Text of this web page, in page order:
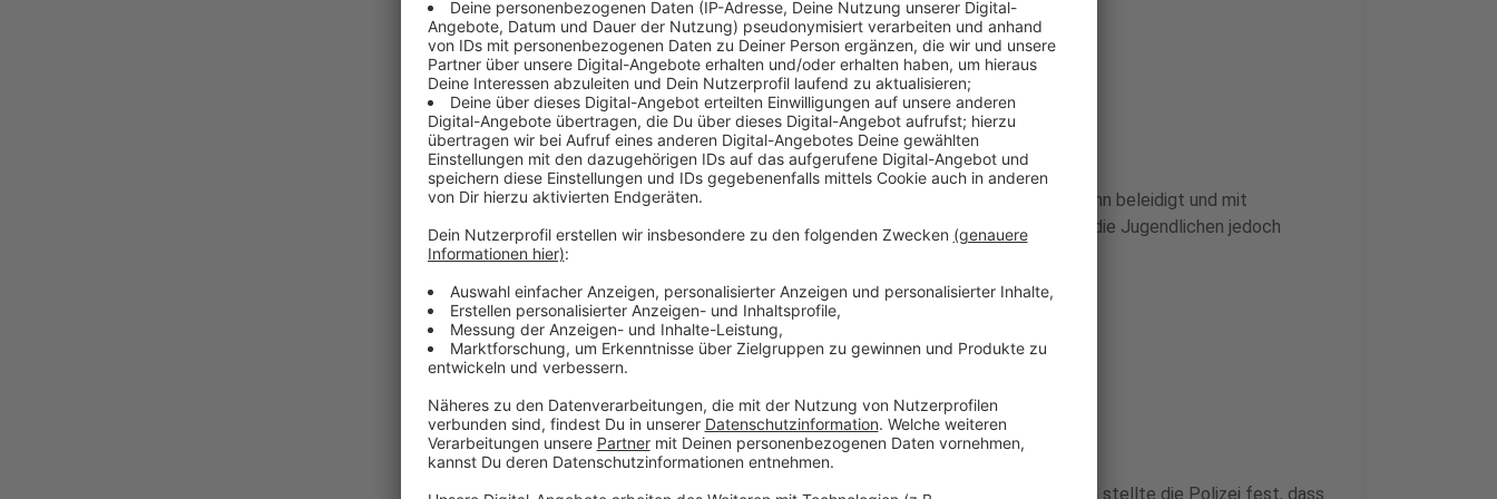
Belästigung durch Jugendliche
Anzeige
Der Mann berichtete den Polizeibeamten, dass drei Jugendliche ihn beleidigt und mit
Pfefferspray besprüht haben sollen. Zu diesem Zeitpunkt waren die Jugendlichen jedoch
Anzeige
Unerwartete Festnahme
Anzeige
Bei der routinemäßigen Kontrolle der Personalien des 48-Jährigen stellte die Polizei fest, dass